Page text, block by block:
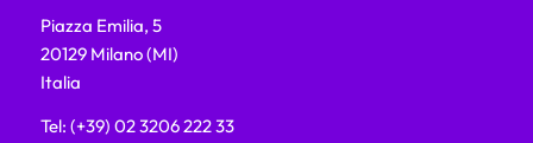
Piazza Emilia, 5
20129 Milano (MI)
Italia
Tel: (+39) 02 3206 222 33